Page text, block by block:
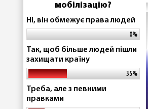
мобілізацію?
Ні, він обмежує права людей
0%
Так, щоб більше людей пішли
захищати країну
35%
Треба, але з певними
правками